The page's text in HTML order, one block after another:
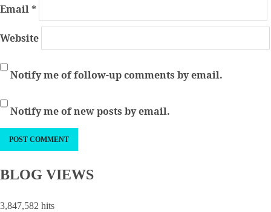
Email*
Website
Notify me of follow-up comments by email.
Notify me of new posts by email.
BLOG VIEWS
3,847,582 hits